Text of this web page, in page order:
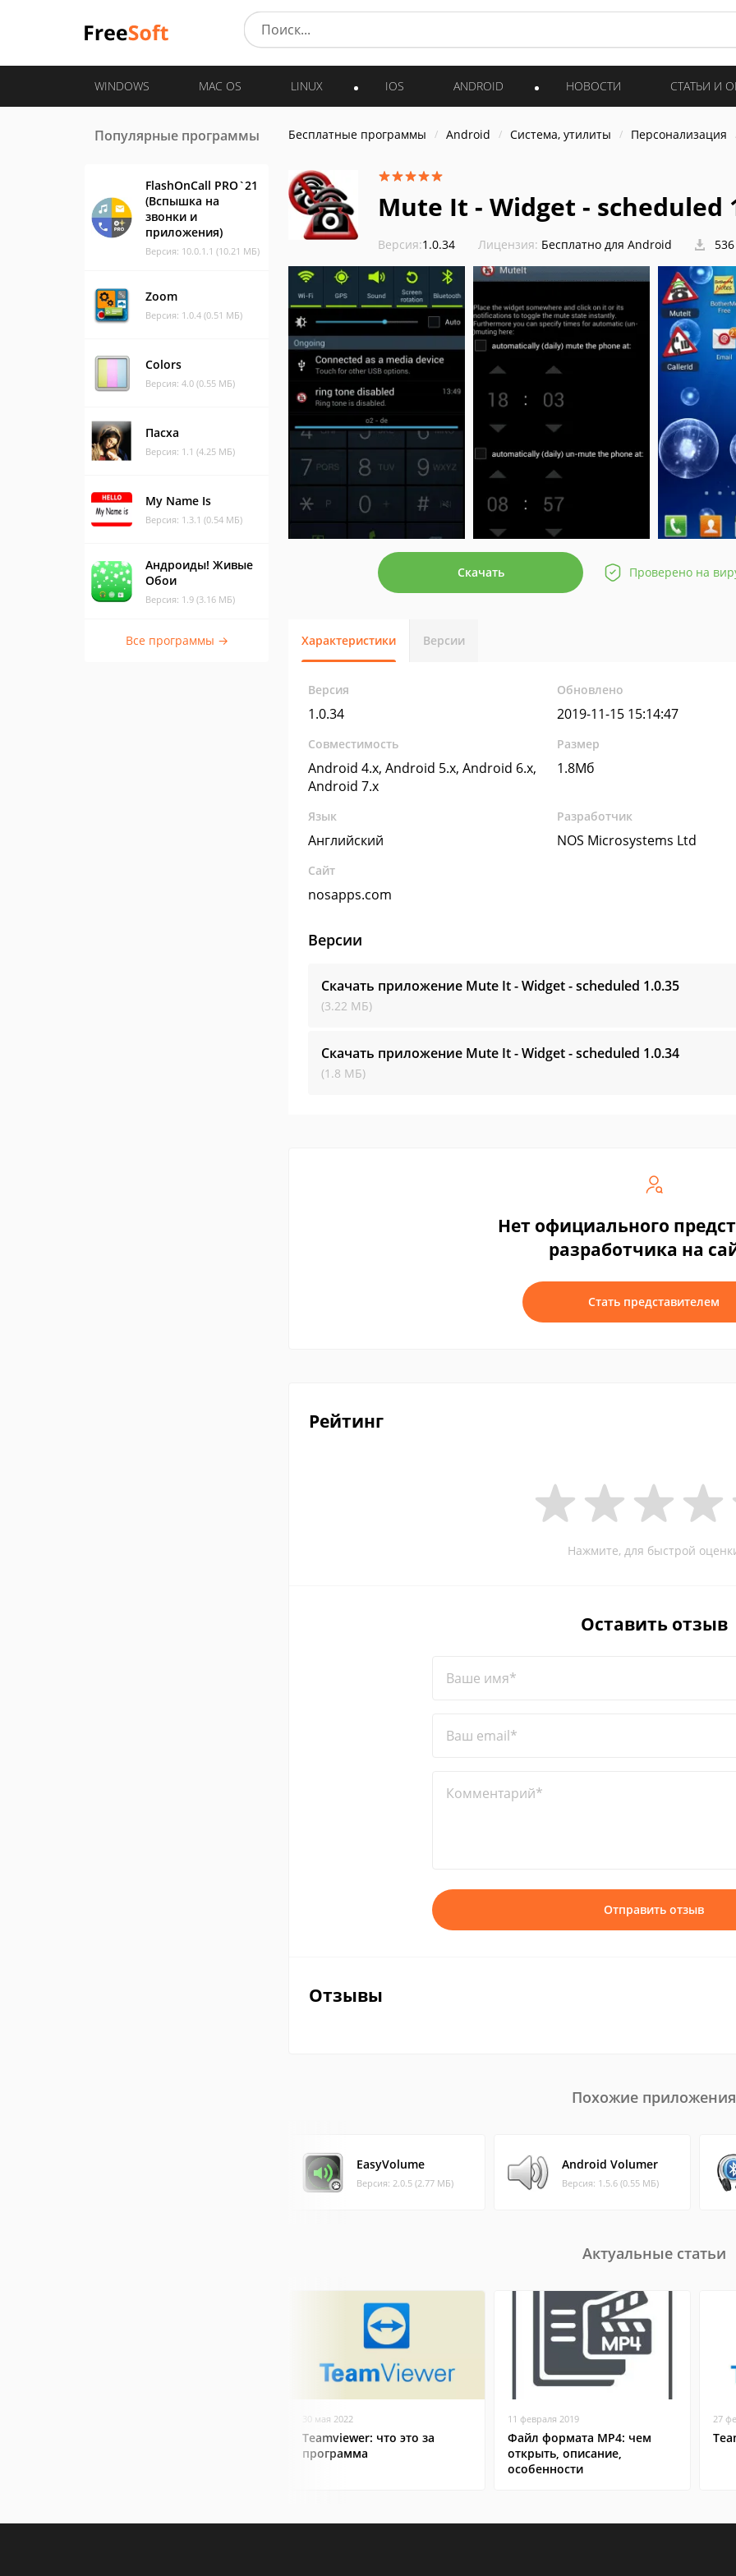
WINDOWS MAC OS LINUX IOS ANDROID НОВОСТИ СТАТЬИ И
Популярные программы
FlashOnCall PRO`21
(Вспышка на
звонки и
приложения)
Версия: 10.0.1.1 (10.21 МБ)
Zoom
Версия: 1.0.4 (0.51 МБ)
Colors
Версия: 4.0 (0.55 МБ)
Пасха
Версия: 1.1 (4.25 МБ)
My Name Is
Версия: 1.3.1 (0.54 МБ)
Андроиды! Живые
Обои
Версия: 1.9 (3.16 МБ)
Все программы →
Бесплатные программы Android Система, утилиты Персонализация
Mute It - Widget - scheduled
Версия:1.0.34 Лицензия: Бесплатно для Android
Скачать Проверено на
Характеристики Версии
Версия
1.0.34
Обновлено
2019-11-15 15:14:47
Совместимость
Android 4.x, Android 5.x, Android 6.x,
Android 7.x
Размер
1.8Мб
Язык
Английский
Разработчик
NOS Microsystems Ltd
Сайт
nosapps.com
Версии
Скачать приложение Mute It - Widget - scheduled 1.0.35
(3.22 МБ)
Скачать приложение Mute It - Widget - scheduled 1.0.34
(1.8 МБ)
Нет официального
разработчика на
Стать представителем
Рейтинг
Нажмите, для быстрой
Оставить отзыв
Ваше имя*
Ваш email*
Комментарий*
Отправить отзыв
Отзывы
Похожие приложения
EasyVolume
Версия: 2.0.5 (2.77 МБ)
Android Volumer
Версия: 1.5.6 (0.55 МБ)
Актуальные статьи
30 мая 2022
Teamviewer: что это за
программа
11 февраля 2019
Файл формата MP4: чем
открыть, описание,
особенности
27